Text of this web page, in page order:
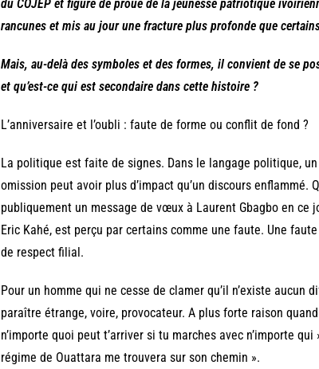
du COJEP et figure de proue de la jeunesse patriotique
rancunes et mis au jour une fracture plus profonde que
Mais, au-delà des symboles et des formes, il convient de se
et qu’est-ce qui est secondaire dans cette histoire ?
L’anniversaire et l’oubli : faute de forme ou conflit de fond ?
La politique est faite de signes. Dans le langage politique,
omission peut avoir plus d’impact qu’un discours enflammé.
publiquement un message de vœux à Laurent Gbagbo en ce
Eric Kahé, est perçu par certains comme une faute. Une
de respect filial.
Pour un homme qui ne cesse de clamer qu’il n’existe aucun
paraître étrange, voire, provocateur. A plus forte raison
n’importe quoi peut t’arriver si tu marches avec n’importe
régime de Ouattara me trouvera sur son chemin ».